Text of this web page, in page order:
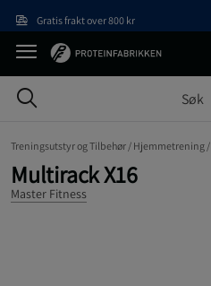
Gratis frakt over 800 kr
Treningsutstyr og Tilbehør / Hjemmetrening /
Multirack X16
Master Fitness